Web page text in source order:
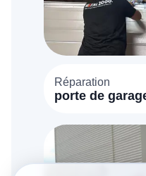
Réparation
porte de